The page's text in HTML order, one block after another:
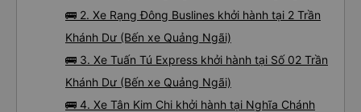
🚌 2. Xe Rạng Đông Buslines khởi hành tại 2 Trần
Khánh Dư (Bến xe Quảng Ngãi)
🚌 3. Xe Tuấn Tú Express khởi hành tại Số 02 Trần
Khánh Dư (Bến xe Quảng Ngãi)
🚌 4. Xe Tân Kim Chi khởi hành tại Nghĩa Chánh